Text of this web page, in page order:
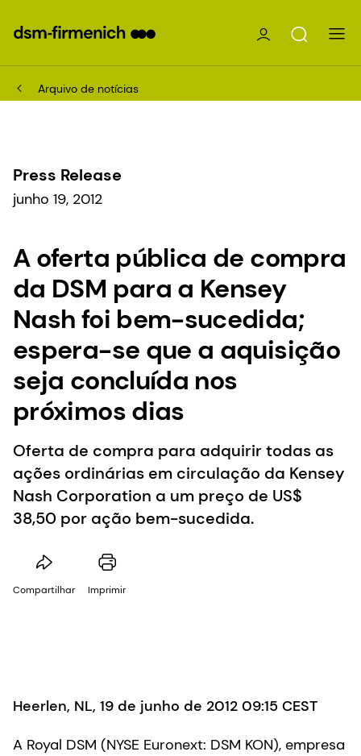
Arquivo de notícias
Press Release
junho 19, 2012
A oferta pública de compra
da DSM para a Kensey
Nash foi bem-sucedida;
espera-se que a aquisição
seja concluída nos
próximos dias
Oferta de compra para adquirir todas as
ações ordinárias em circulação da Kensey
Nash Corporation a um preço de US$
38,50 por ação bem-sucedida.
Compartilhar Imprimir
Heerlen, NL, 19 de junho de 2012 09:15 CEST
A Royal DSM (NYSE Euronext: DSM KON), empresa